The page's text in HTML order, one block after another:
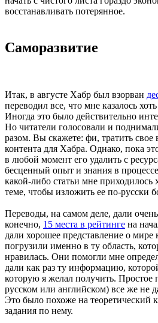
восстанавливать потерянное.
Саморазвитие
Итак, в августе Хабр был взорван
переводил все, что мне казалось
Иногда это было действительно
Но читатели голосовали и
разом. Вы скажете: фи, тратить свое
контента для Хабра. Однако, пока
в любой момент его удалить с
бесценный опыт и знания в
какой-либо статьи мне приходилось
теме, чтобы изложить ее по-русски
Переводы, на самом деле, дали
конечно, 15 места в рейтинге на
дали хорошее представление о мире
погрузили именно в ту область,
нравилась. Они помогли мне
дали как раз ту информацию,
которую я желал получить. Простое
русском или английском) все же не
Это было похоже на теоретический
задания по нему.